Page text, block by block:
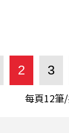
2 3
每頁12筆